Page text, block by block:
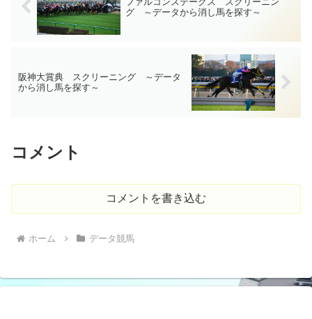
グ ～データから消し馬を探す～
阪神大賞典 スクリーニング ～データ
から消し馬を探す～
コメント
コメントを書き込む
ホーム データ競馬